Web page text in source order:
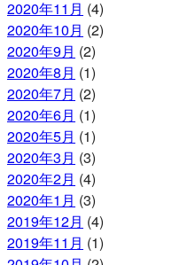
2020年11月 (4)
2020年10月 (2)
2020年9月 (2)
2020年8月 (1)
2020年7月 (2)
2020年6月 (1)
2020年5月 (1)
2020年3月 (3)
2020年2月 (4)
2020年1月 (3)
2019年12月 (4)
2019年11月 (1)